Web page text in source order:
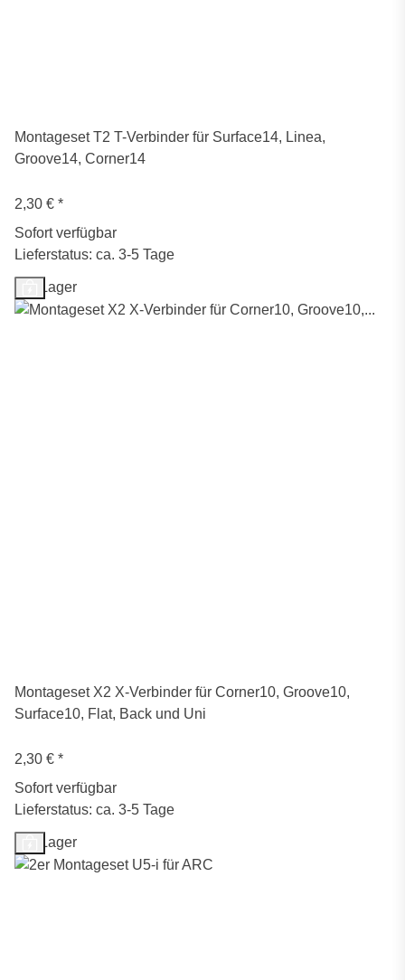
Montageset T2 T-Verbinder für Surface14, Linea,
Groove14, Corner14
2,30 € *
Sofort verfügbar
Lieferstatus: ca. 3-5 Tage
Auf Lager
Montageset X2 X-Verbinder für Corner10, Groove10,
Surface10, Flat, Back und Uni
2,30 € *
Sofort verfügbar
Lieferstatus: ca. 3-5 Tage
Auf Lager